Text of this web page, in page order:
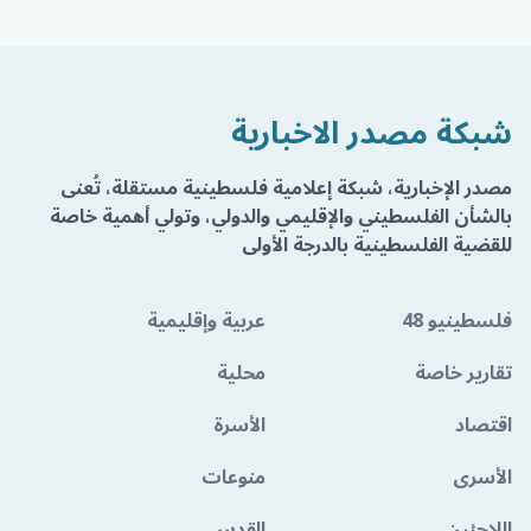
شبكة مصدر الاخبارية
مصدر الإخبارية، شبكة إعلامية فلسطينية مستقلة، تُعنى
بالشأن الفلسطيني والإقليمي والدولي، وتولي أهمية خاصة
للقضية الفلسطينية بالدرجة الأولى
فلسطينيو 48
عربية وإقليمية
تقارير خاصة
محلية
اقتصاد
الأسرة
الأسرى
منوعات